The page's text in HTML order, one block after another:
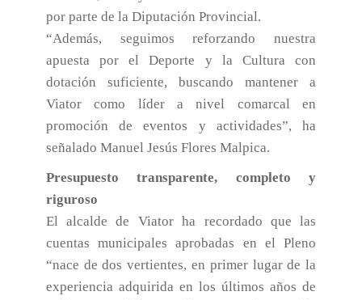
por parte de la Diputación Provincial.
“Además, seguimos reforzando nuestra
apuesta por el Deporte y la Cultura con
dotación suficiente, buscando mantener a
Viator como líder a nivel comarcal en
promoción de eventos y actividades”, ha
señalado Manuel Jesús Flores Malpica.
Presupuesto transparente, completo y
riguroso
El alcalde de Viator ha recordado que las
cuentas municipales aprobadas en el Pleno
“nace de dos vertientes, en primer lugar de la
experiencia adquirida en los últimos años de